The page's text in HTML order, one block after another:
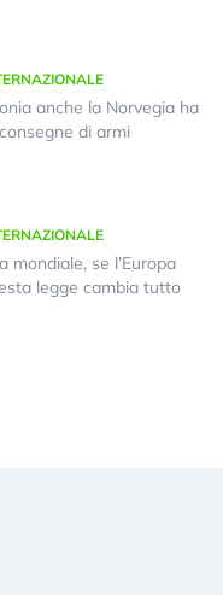
anche la Norvegia ha
di armi
mondiale, se l’Europa
legge cambia tutto